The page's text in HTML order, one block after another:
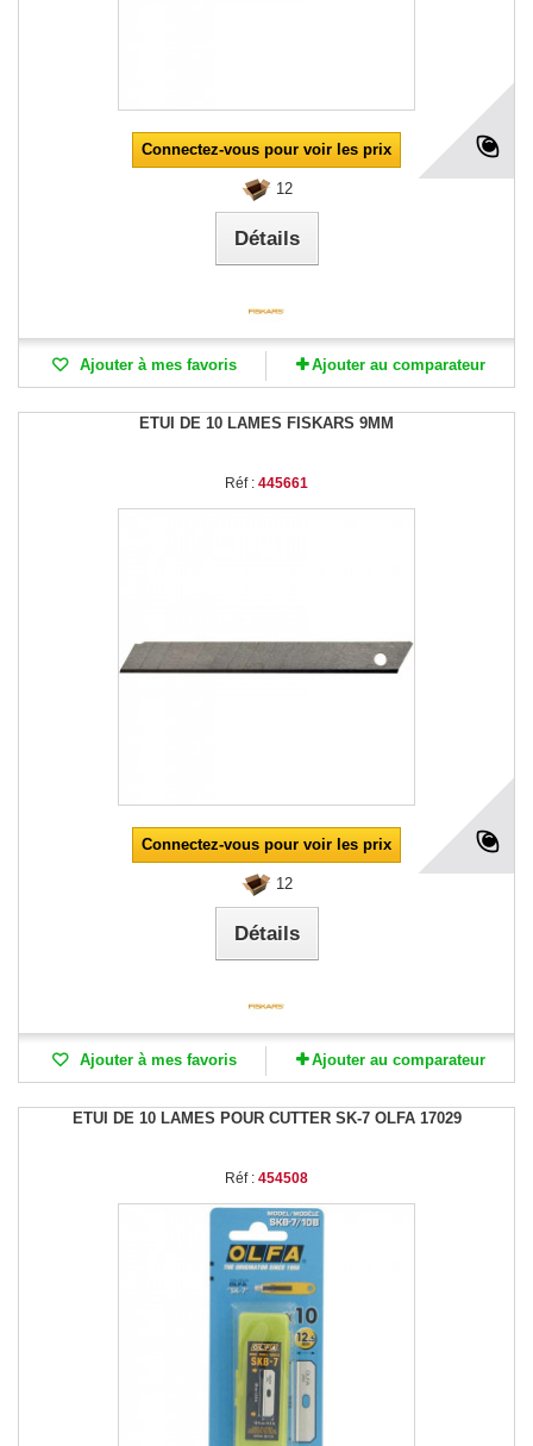
Connectez-vous pour voir les prix
12
Détails
Ajouter à mes favoris Ajouter au comparateur
ETUI DE 10 LAMES FISKARS 9MM
Réf : 445661
Connectez-vous pour voir les prix
12
Détails
Ajouter à mes favoris Ajouter au comparateur
ETUI DE 10 LAMES POUR CUTTER SK-7 OLFA 17029
Réf : 454508